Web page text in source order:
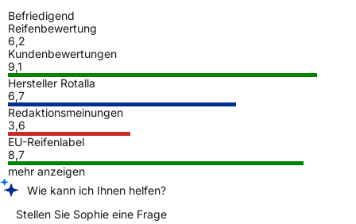
Befriedigend
Reifenbewertung
6,2
Kundenbewertungen
9,1
Hersteller Rotalla
6,7
Redaktionsmeinungen
3,6
EU-Reifenlabel
8,7
mehr anzeigen
Wie kann ich Ihnen helfen?
Stellen Sie Sophie eine Frage